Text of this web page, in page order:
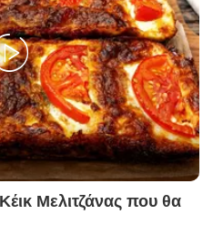
Μελιτζάνας που θα